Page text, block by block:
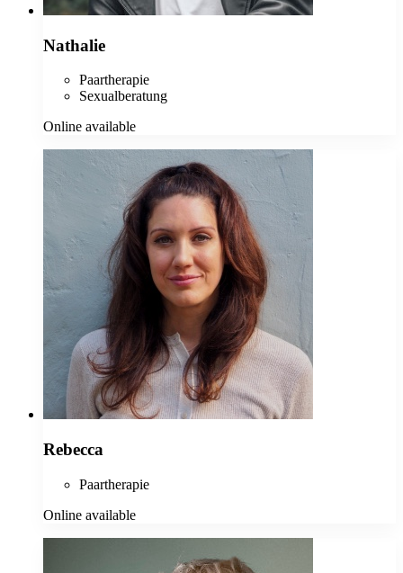
Nathalie
Paartherapie
Sexualberatung
Online available
Rebecca
Paartherapie
Online available